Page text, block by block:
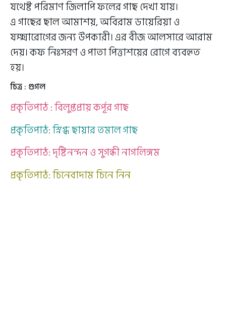
যথেষ্ট পরিমাণ জিলাপি ফলের গাছ দেখা যায়।
এ গাছের ছাল আমাশয়, অবিরাম ডায়েরিয়া ও
যক্ষ্মারোগের জন্য উপকারী। এর বীজ আলসারে আরাম
দেয়। কফ নিঃসরণ ও পাতা পিত্তাশয়ের রোগে ব্যবহৃত
হয়।
চিত্র : গুগল
প্রকৃতিপাঠ : বিলুপ্তপ্রায় কর্পূর গাছ
প্রকৃতিপাঠ: স্নিগ্ধ ছায়ার তমাল গাছ
প্রকৃতিপাঠ: দৃষ্টিনন্দন ও সুগন্ধী নাগলিঙ্গম
প্রকৃতিপাঠ: চিনেবাদাম চিনে নিন